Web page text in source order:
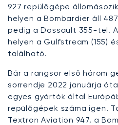
927 repülőgépe
helyen a Bombardier áll
pedig a Dassault 355-tel.
helyen a Gulfstream (155)
található.
Bár a rangsor első három
sorrendje 2022 januárja
egyes gyártók által
repülőgépek száma igen.
Textron Aviation 947, a